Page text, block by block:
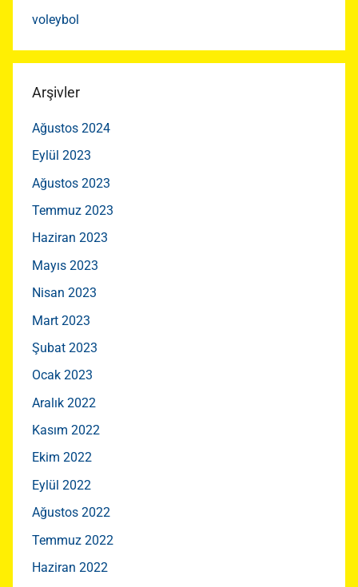
voleybol
Arşivler
Ağustos 2024
Eylül 2023
Ağustos 2023
Temmuz 2023
Haziran 2023
Mayıs 2023
Nisan 2023
Mart 2023
Şubat 2023
Ocak 2023
Aralık 2022
Kasım 2022
Ekim 2022
Eylül 2022
Ağustos 2022
Temmuz 2022
Haziran 2022